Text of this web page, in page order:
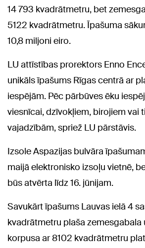
14 793 kvadrātmetru, bet
5122 kvadrātmetru. Īpašuma
10,8 miljoni eiro.
LU attīstības prorektors Enno
unikāls īpašums Rīgas centrā ar
iespējām. Pēc pārbūves ēku
viesnīcai, dzīvokļiem, birojiem vai
vajadzībām, spriež LU pārstāvis.
Izsole Aspazijas bulvāra
maijā elektronisko izsoļu vietnē,
būs atvērta līdz 16. jūnijam.
Savukārt īpašums Lauvas ielā 4
kvadrātmetru plaša zemesgabala
korpusa ar 8102 kvadrātmetru